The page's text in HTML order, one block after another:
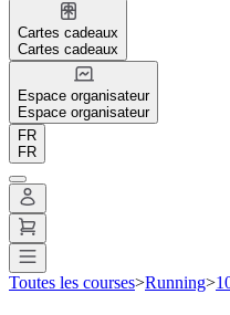
Cartes cadeaux
Cartes cadeaux
Espace organisateur
Espace organisateur
FR
FR
Toutes les courses>Running>